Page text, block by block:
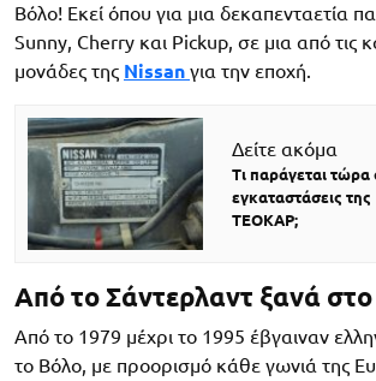
Βόλο! Εκεί όπου για μια δεκαπενταετία
Sunny, Cherry και Pickup, σε μια από τις
μονάδες της Nissan για την εποχή.
Δείτε ακόμα
Τι παράγεται τώρα
εγκαταστάσεις της
ΤΕΟΚΑΡ;
Από το Σάντερλαντ ξανά
Από το 1979 μέχρι το 1995 έβγαιναν
το Βόλο, με προορισμό κάθε γωνιά της